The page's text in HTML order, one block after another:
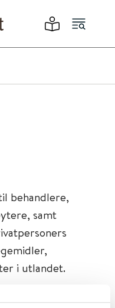
behandlere,
samt
i utlandet.